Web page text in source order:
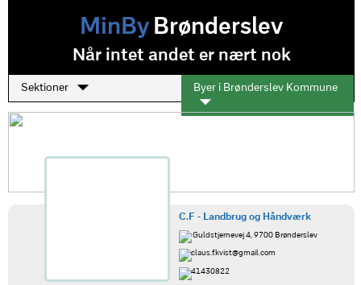
MinByBrønderslev
Når intet andet er nært nok
Sektioner Byer i Brønderslev Kommune
C.F - Landbrug og Håndværk
Guldstjernevej 4, 9700 Brønderslev
claus.f.kvist@gmail.com
41430822